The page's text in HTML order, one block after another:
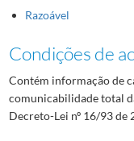
Razoável
Condições de
Contém informação de
comunicabilidade total
Decreto-Lei nº 16/93 de